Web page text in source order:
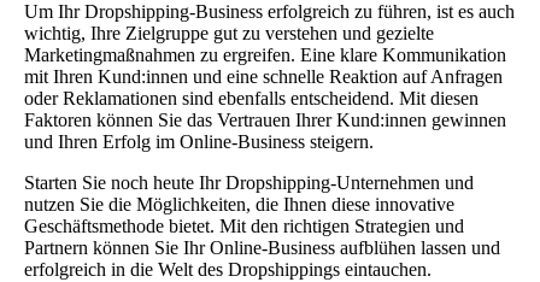
Um Ihr Dropshipping-Business erfolgreich zu führen, ist es auch
wichtig, Ihre Zielgruppe gut zu verstehen und gezielte
Marketingmaßnahmen zu ergreifen. Eine klare Kommunikation
mit Ihren Kund:innen und eine schnelle Reaktion auf Anfragen
oder Reklamationen sind ebenfalls entscheidend. Mit diesen
Faktoren können Sie das Vertrauen Ihrer Kund:innen gewinnen
und Ihren Erfolg im Online-Business steigern.
Starten Sie noch heute Ihr Dropshipping-Unternehmen und
nutzen Sie die Möglichkeiten, die Ihnen diese innovative
Geschäftsmethode bietet. Mit den richtigen Strategien und
Partnern können Sie Ihr Online-Business aufblühen lassen und
erfolgreich in die Welt des Dropshippings eintauchen.